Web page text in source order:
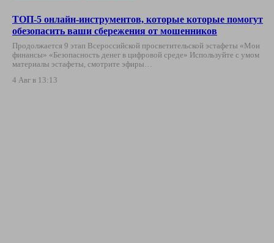
ТОП-5 онлайн-инструментов, которые которые помогут
обезопасить ваши сбережения от мошенников
Продолжается 9 этап Всероссийской просветительской эстафеты «Мои
финансы» «Безопасность денег в цифровой среде» Используйте с умом
материалы эстафеты, смотрите эфиры…
4 Авг в 13:13